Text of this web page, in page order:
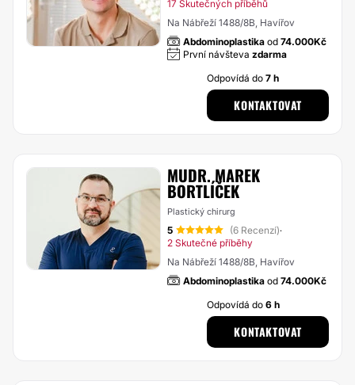
17 Skutečných příběhů
Na Nábřeží 1488/8B, Havířov
Abdominoplastika od 74.000Kč
První návšteva zdarma
Odpovídá do7 h
KONTAKTOVAT
MUDR. MAREK
BORTLÍČEK
Plastický chirurg
5 (6 Recenzí)·
2 Skutečné příběhy
Na Nábřeží 1488/8B, Havířov
Abdominoplastika od 74.000Kč
Odpovídá do6 h
KONTAKTOVAT